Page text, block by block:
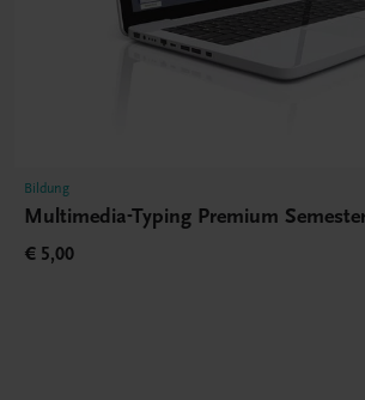
Bildung
Multimedia-Typing Premium
€ 5,00